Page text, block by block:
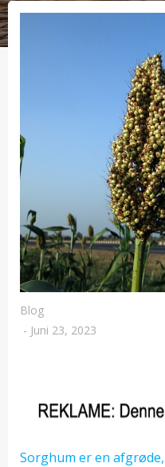
Blog
- Juni 23, 2023
Sorghum er en afgrøde,